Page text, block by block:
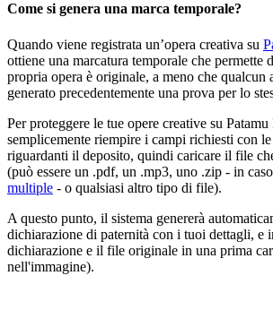
Come si genera una marca temporale?
Quando viene registrata un’opera creativa su
ottiene una marcatura temporale che permette
propria opera è originale, a meno che qualcun
generato precedentemente una prova per lo
Per proteggere le tue opere creative su
semplicemente riempire i campi richiesti con
riguardanti il deposito, quindi caricare il file
(può essere un .pdf, un .mp3, uno .zip - in
multiple - o qualsiasi altro tipo di file).
A questo punto, il sistema genererà
dichiarazione di paternità con i tuoi dettagli, e
dichiarazione e il file originale in una prima
nell'immagine).